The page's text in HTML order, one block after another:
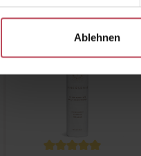
Ablehnen